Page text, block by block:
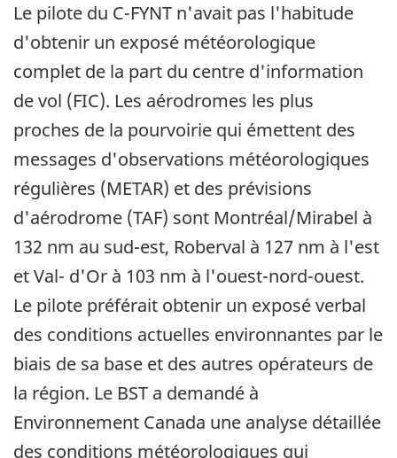
Le pilote du C-FYNT n'avait pas l'habitude
d'obtenir un exposé météorologique
complet de la part du centre d'information
de vol (FIC). Les aérodromes les plus
proches de la pourvoirie qui émettent des
messages d'observations météorologiques
régulières (METAR) et des prévisions
d'aérodrome (TAF) sont Montréal/Mirabel à
132 nm au sud-est, Roberval à 127 nm à l'est
et Val- d'Or à 103 nm à l'ouest-nord-ouest.
Le pilote préférait obtenir un exposé verbal
des conditions actuelles environnantes par le
biais de sa base et des autres opérateurs de
la région. Le BST a demandé à
Environnement Canada une analyse détaillée
des conditions météorologiques qui